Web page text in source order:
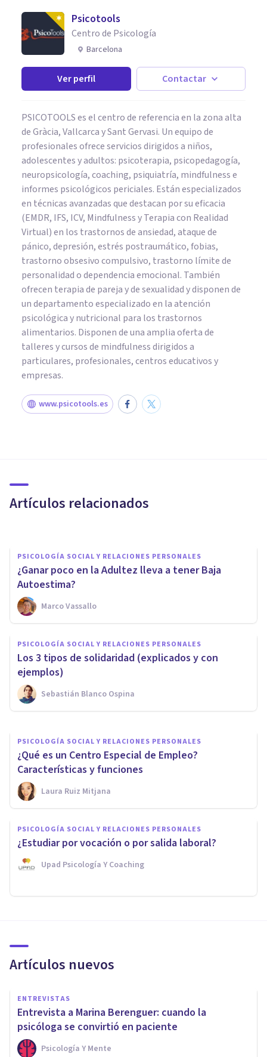
Psicotools
Centro de Psicología
Barcelona
Ver perfil Contactar
PSICOTOOLS es el centro de referencia en la zona alta
de Gràcia, Vallcarca y Sant Gervasi. Un equipo de
profesionales ofrece servicios dirigidos a niños,
adolescentes y adultos: psicoterapia, psicopedagogía,
neuropsicología, coaching, psiquiatría, mindfulness e
informes psicológicos periciales. Están especializados
en técnicas avanzadas que destacan por su eficacia
(EMDR, IFS, ICV, Mindfulness y Terapia con Realidad
Virtual) en los trastornos de ansiedad, ataque de
pánico, depresión, estrés postraumático, fobias,
trastorno obsesivo compulsivo, trastorno límite de
personalidad o dependencia emocional. También
ofrecen terapia de pareja y de sexualidad y disponen de
un departamento especializado en la atención
psicológica y nutricional para los trastornos
alimentarios. Disponen de una amplia oferta de
talleres y cursos de mindfulness dirigidos a
particulares, profesionales, centros educativos y
empresas.
www.psicotools.es
Artículos relacionados
bienestar) psicológico
PSICOLOGÍA SOCIAL Y RELACIONES PERSONALES
¿Ganar poco en la Adultez lleva a tener Baja
Autoestima?
Marco Vassallo
PSICOLOGÍA SOCIAL Y RELACIONES PERSONALES
Los 3 tipos de solidaridad (explicados y con
ejemplos)
Sebastián Blanco Ospina
PSICOLOGÍA SOCIAL Y RELACIONES PERSONALES
Las 5 diferencias entre la
psicología social y la psicología
comunitaria
Alex Figueroba
PSICOLOGÍA SOCIAL Y RELACIONES PERSONALES
¿Qué es un Centro Especial de Empleo?
Características y funciones
Laura Ruiz Mitjana
PSICOLOGÍA SOCIAL Y RELACIONES PERSONALES
¿Estudiar por vocación o por salida laboral?
Upad Psicología Y Coaching
Artículos nuevos
ENTREVISTAS
Entrevista a Marina Berenguer: cuando la
psicóloga se convirtió en paciente
Psicología Y Mente